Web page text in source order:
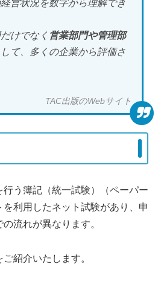
営状況を数字から理解でき
けでなく 営業部門や管理部
て、多くの企業から評価さ
TAC出版のWebサイト
う簿記（統一試験）（ペーパー
利用したネット試験があり、申
流れが異なります。
ご紹介いたします。